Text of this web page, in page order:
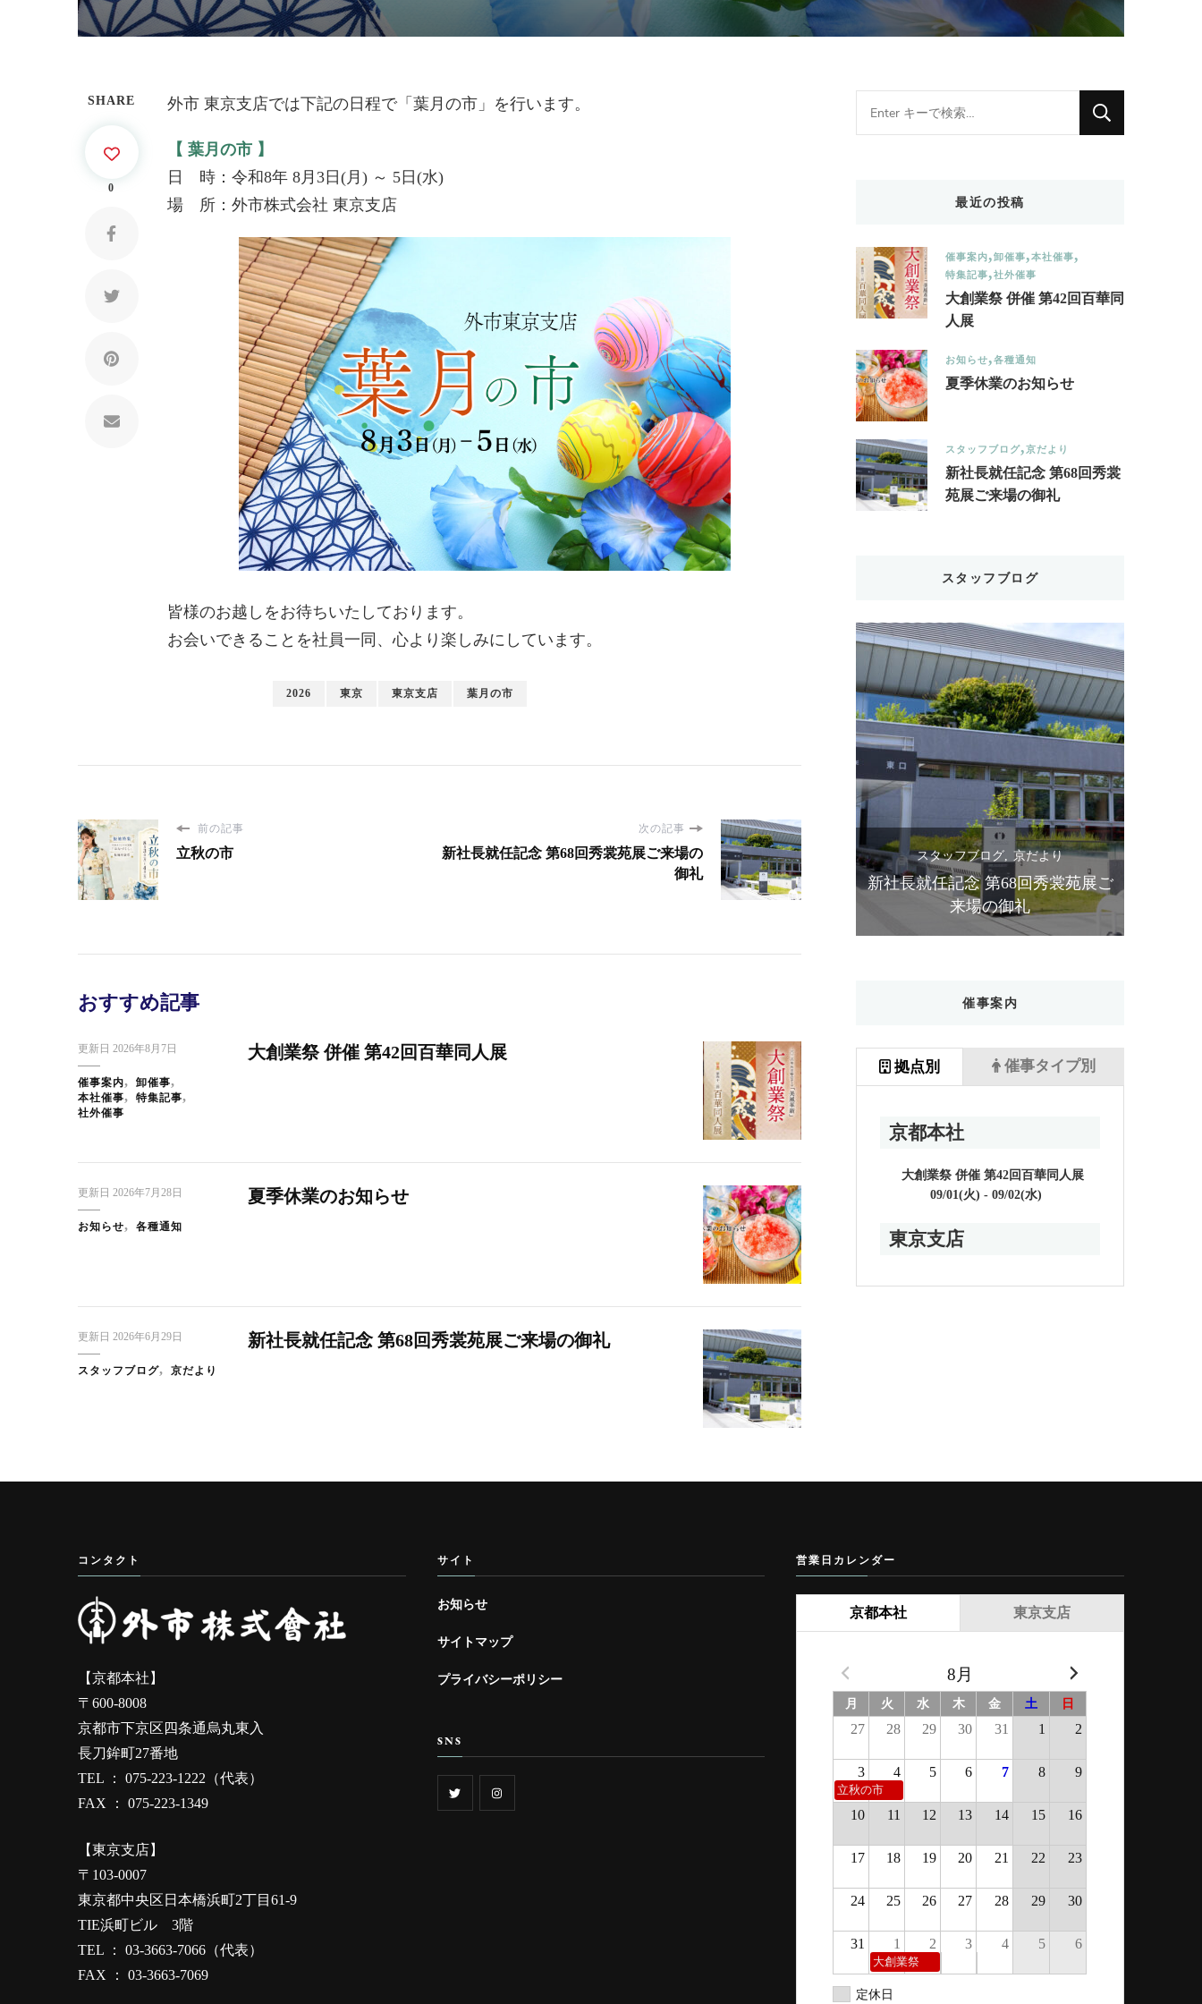
SHARE
0
外市 東京支店では下記の日程で「葉月の市」を行います。
【 葉月の市 】
日 時：令和8年 8月3日(月) ～ 5日(水)
場 所：外市株式会社 東京支店
皆様のお越しをお待ちいたしております。
お会いできることを社員一同、心より楽しみにしています。
2026 東京 東京支店 葉月の市
前の記事
立秋の市
次の記事
新社長就任記念 第68回秀裳苑展ご来場の
御礼
おすすめ記事
更新日 2026年8月7日
催事案内
卸催事
本社催事
特集記事
社外催事
大創業祭 併催 第42回百華同人展
更新日 2026年7月28日
お知らせ 各種通知
夏季休業のお知らせ
更新日 2026年6月29日
スタッフブログ 京だより
新社長就任記念 第68回秀裳苑展ご来場の御礼
for
最近の投稿
催事案内 卸催事
本社催事
特集記事
社外催事
大創業祭 併催 第42回百華同
人展
お知らせ 各種通知
夏季休業のお知らせ
スタッフブログ 京だより
新社長就任記念 第68回秀裳
苑展ご来場の御礼
スタッフブログ
スタッフブログ
スタッフブログ 京だより
新社長就任記念 第68回秀裳苑展ご
スタッフブログ 京だより
設立90周年 第67回秀裳苑展 ご来場
の御礼
催事案内
拠点別
京都本社
大創業祭 併催 第42回百華同人展
09/01(火) - 09/02(水)
東京支店
催事タイプ別
コンタクト
【京都本社】
〒600-8008
京都市下京区四条通烏丸東入
長刀鉾町27番地
TEL ： 075-223-1222（代表）
FAX ： 075-223-1349
【東京支店】
〒103-0007
東京都中央区日本橋浜町2丁目61-9
TIE浜町ビル 3階
TEL ： 03-3663-7066（代表）
FAX ： 03-3663-7069
サイト
お知らせ
サイトマップ
プライバシーポリシー
SNS
営業日カレンダー
京都本社
8月
月 火 水 木 金 土 日
27 28 29 30 31 1 2
3 4 5 6 7 8 9
立秋の市
10 11 12 13 14 15 16
17 18 19 20 21 22 23
24 25 26 27 28 29 30
31 1 2 3 4 5 6
大創業祭
定休日
東京支店